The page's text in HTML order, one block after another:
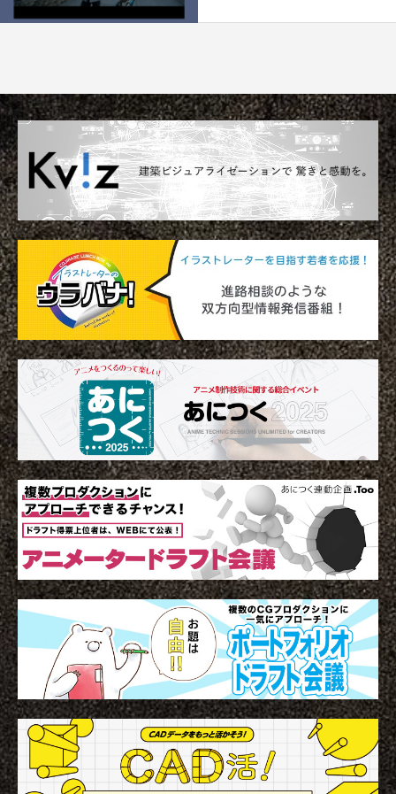
Autodesk Fusion × Rhinoによる次世代デ
『MERCURY Entei Ryu造形作品集』発売
アニメーションによるリッチコンテンツで
差別化を！ Character Creator/Mayaとの連
携 – アパレル業界DXセミナーPart3「3Dで
実現できる未来」
2022.03.20
KeyShot Webを用
単EC活用！ – アパ
Part2「3Dで実現で